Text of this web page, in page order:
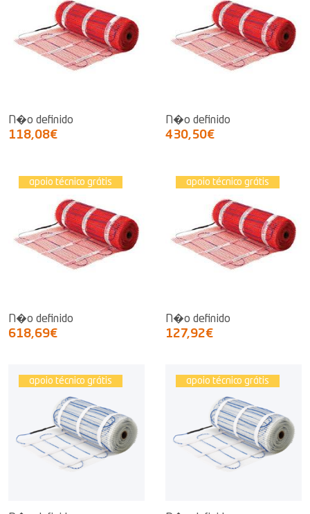
N�o definido
118,08€
N�o definido
430,50€
apoio técnico grátis
N�o definido
618,69€
apoio técnico grátis
N�o definido
127,92€
apoio técnico grátis apoio técnico grátis